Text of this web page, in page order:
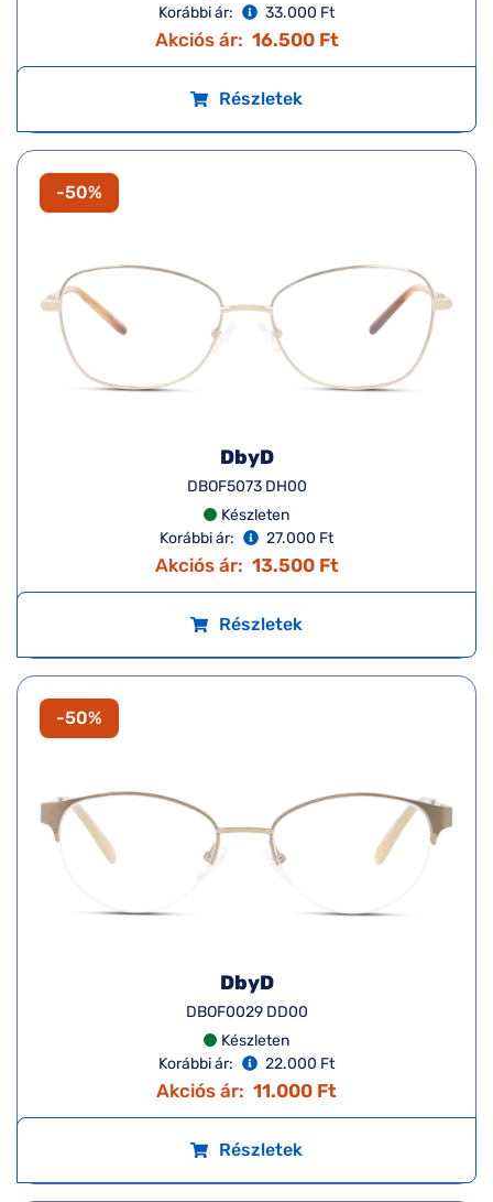
Korábbi ár:
33.000 Ft
Akciós ár: 16.500 Ft
Részletek
-50%
DbyD
DBOF5073 DH00
Készleten
Korábbi ár:
27.000 Ft
Akciós ár: 13.500 Ft
Részletek
-50%
DbyD
DBOF0029 DD00
Készleten
Korábbi ár:
22.000 Ft
Akciós ár: 11.000 Ft
Részletek